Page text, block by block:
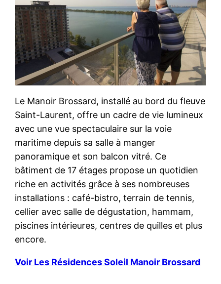
Le Manoir Brossard, installé au bord du fleuve
Saint-Laurent, offre un cadre de vie lumineux
avec une vue spectaculaire sur la voie
maritime depuis sa salle à manger
panoramique et son balcon vitré. Ce
bâtiment de 17 étages propose un quotidien
riche en activités grâce à ses nombreuses
installations : café-bistro, terrain de tennis,
cellier avec salle de dégustation, hammam,
piscines intérieures, centres de quilles et plus
encore.
Voir Les Résidences Soleil Manoir Brossard